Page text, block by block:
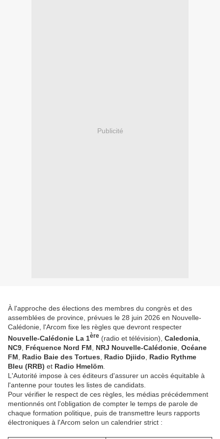
Publicité
À l'approche des élections des membres du congrès et des
assemblées de province, prévues le 28 juin 2026 en Nouvelle-
Calédonie, l'Arcom fixe les règles que devront respecter
Nouvelle-Calédonie La 1ère (radio et télévision), Caledonia
NC9 Fréquence Nord FM NRJ Nouvelle-Calédonie Océane
FM
Radio Baie des Tortues Radio Djiido
Radio Rythme
Bleu (RRB) et Radio Hmelöm
L'Autorité impose à ces éditeurs d'assurer un accès équitable à
l'antenne pour toutes les listes de candidats.
Pour vérifier le respect de ces règles, les médias précédemment
mentionnés ont l'obligation de compter le temps de parole de
chaque formation politique, puis de transmettre leurs rapports
électroniques à l'Arcom selon un calendrier strict :